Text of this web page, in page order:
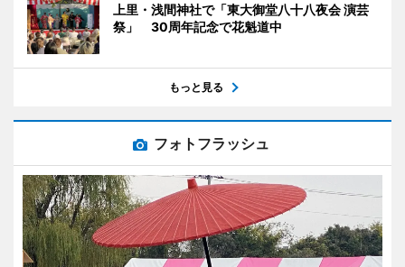
上里・浅間神社で「東大御堂八十八夜会 演芸
祭」 30周年記念で花魁道中
もっと見る
フォトフラッシュ